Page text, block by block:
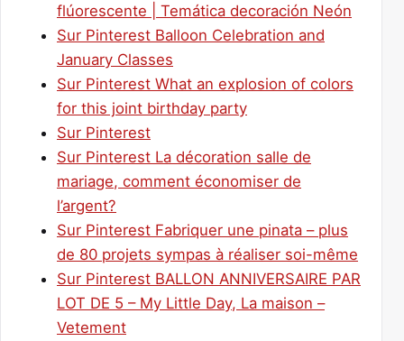
flúorescente | Temática decoración Neón
Sur Pinterest Balloon Celebration and
January Classes
Sur Pinterest What an explosion of colors
for this joint birthday party
Sur Pinterest
Sur Pinterest La décoration salle de
mariage, comment économiser de
l’argent?
Sur Pinterest Fabriquer une pinata – plus
de 80 projets sympas à réaliser soi-même
Sur Pinterest BALLON ANNIVERSAIRE PAR
LOT DE 5 – My Little Day, La maison –
Vetement